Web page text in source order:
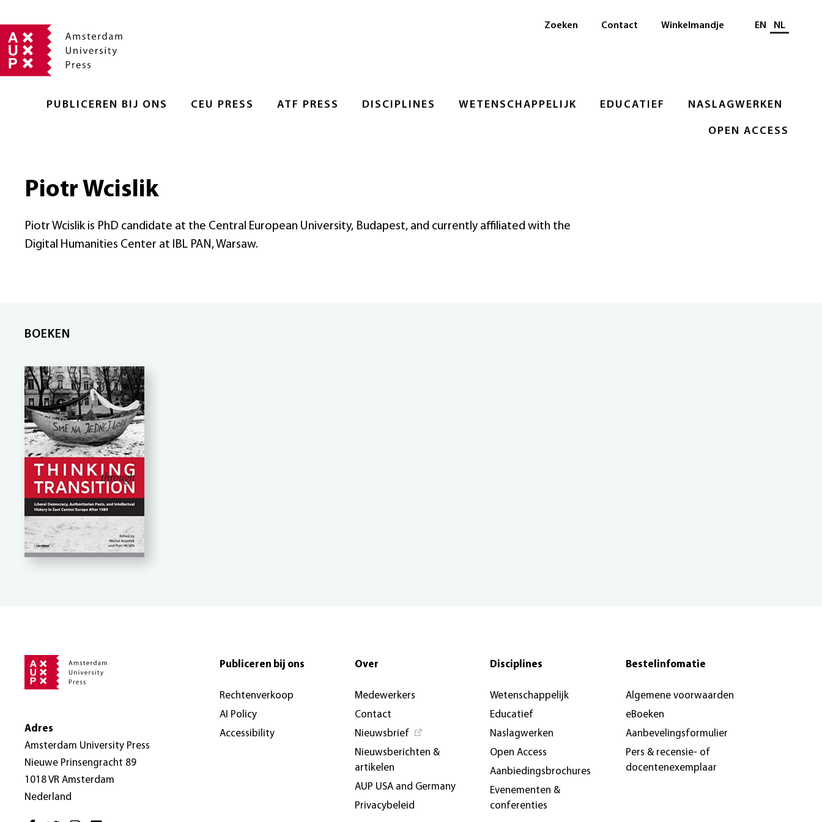
PUBLICEREN BIJ ONS CEU PRESS ATF PRESS DISCIPLINES WETENSCHAPPELIJK EDUCATIEF NASLAGWERKEN
OPEN ACCESS
Zoeken Contact Winkelmandje Selecteer taal
EN NL
Piotr Wcislik
Piotr Wcislik is PhD candidate at the Central European University, Budapest, and currently affiliated with the
Digital Humanities Center at IBL PAN, Warsaw.
BOEKEN
Adres
Amsterdam University Press
Nieuwe Prinsengracht 89
1018 VR Amsterdam
Nederland
Publiceren bij ons
Rechtenverkoop
AI Policy
Accessibility
Over
Medewerkers
Contact
Nieuwsbrief
Nieuwsberichten &
artikelen
AUP USA and Germany
Privacybeleid
Disciplines
Wetenschappelijk
Educatief
Naslagwerken
Open Access
Aanbiedingsbrochures
Evenementen &
conferenties
Bestelinfomatie
Algemene voorwaarden
eBoeken
Aanbevelingsformulier
Pers & recensie- of
docentenexemplaar